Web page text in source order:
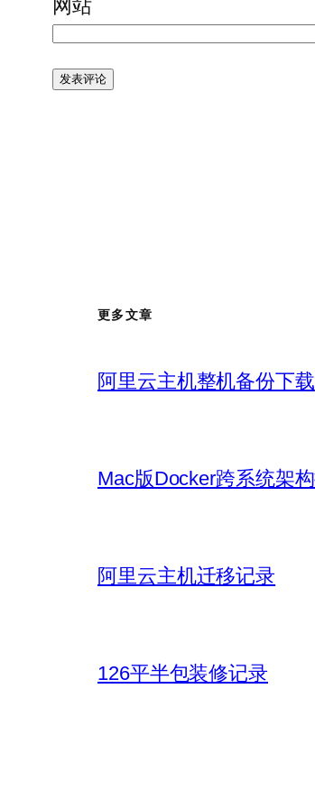
网站
更多文章
阿里云主机整机备份下载
Mac版Docker跨系统架
阿里云主机迁移记录
126平半包装修记录